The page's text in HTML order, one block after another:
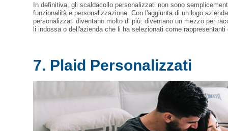
In definitiva, gli scaldacollo personalizzati non sono
funzionalità e personalizzazione. Con l'aggiunta di un logo
personalizzati diventano molto di più: diventano un mezzo per
li indossa o dell'azienda che li ha selezionati come
7. Plaid Personalizzati